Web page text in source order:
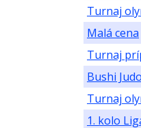
Turnaj
Malá cena
Turnaj
Bushi
Turnaj
1. kolo